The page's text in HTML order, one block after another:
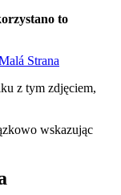
to
Strana
z tym zdjęciem,
wskazując